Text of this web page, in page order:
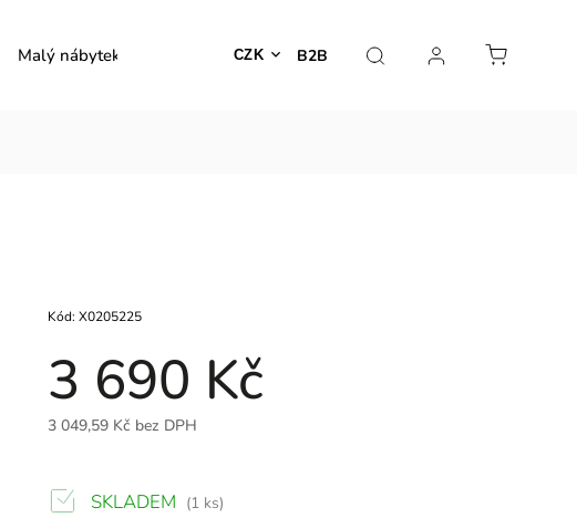
B2B
CZK
Malý nábytek Venkovní nábytek Dekorace
3 690 Kč
3 049,59 Kč bez DPH
Kód: X0205225
SKLADEM (1 ks)